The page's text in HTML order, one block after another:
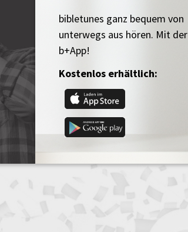
bibletunes ganz bequem von
unterwegs aus hören. Mit der
b+App!
Kostenlos erhältlich: